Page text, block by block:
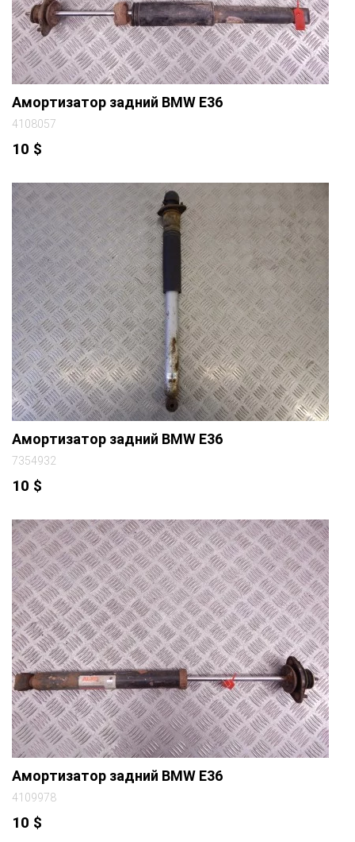
Амортизатор задний BMW E36
4108057
10 $
Амортизатор задний BMW E36
7354932
10 $
Амортизатор задний BMW E36
4109978
10 $